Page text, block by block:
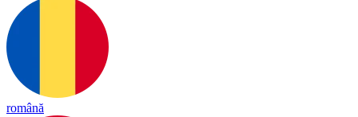
română